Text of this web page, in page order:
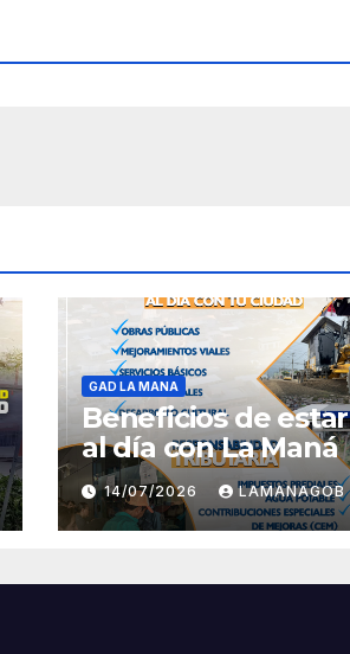
GAD LA MANA
Beneficios de estar
al día con La Maná
14/07/2026 LAMANAGOB